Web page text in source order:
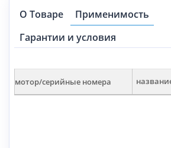
О Товаре
Применимость
Гарантии и условия
мотор/серийные номера